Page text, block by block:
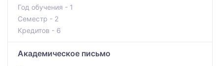
Год обучения - 1
Семестр - 2
Кредитов - 6
Академическое письмо